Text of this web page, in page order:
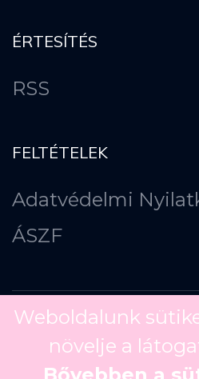
ÉRTESÍTÉS
RSS
FELTÉTELEK
Adatvédelmi
ÁSZF
Copyright ©
Weboldalunk
növelje a